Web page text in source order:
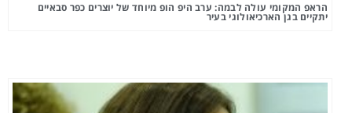
הראפ המקומי עולה לבמה: ערב היפ הופ מיוחד של יוצרים כפר סבאיים
יתקיים בגן הארכיאולוגי בעיר